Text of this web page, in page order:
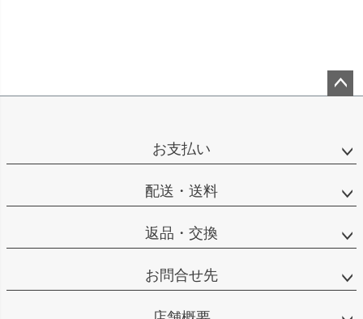
お支払い
配送・送料
返品・交換
お問合せ先